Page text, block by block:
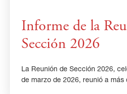
Informe de la
Sección 2026
La Reunión de Sección 2026,
de marzo de 2026, reunió a más